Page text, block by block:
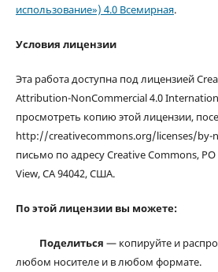
использование») 4.0 Всемирная.
Условия лицензии
Эта работа доступна под лицензией
Attribution-NonCommercial 4.0
просмотреть копию этой лицензии,
http://creativecommons.org/licenses/by-
письмо по адресу Creative Commons,
View, CA 94042, США.
По этой лицензии вы можете:
Поделиться — копируйте и
любом носителе и в любом формате.